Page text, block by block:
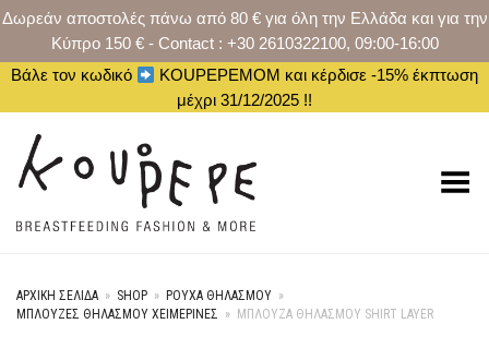
Δωρεάν αποστολές πάνω από 80 € για όλη την Ελλάδα και για την
Κύπρο 150 € - Contact : +30 2610322100, 09:00-16:00
Βάλε τον κωδικό
KOUPEPEMOM και κέρδισε -15% έκπτωση
μέχρι 31/12/2025 !!
Toggle Menu
ΑΡΧΙΚΉ ΣΕΛΊΔΑ » SHOP » ΡΟΥΧΑ ΘΗΛΑΣΜΟΥ »
ΜΠΛΟΎΖΕΣ ΘΗΛΑΣΜΟΎ ΧΕΙΜΕΡΙΝΈΣ » ΜΠΛΟΥΖΑ ΘΗΛΑΣΜΟΥ SHIRT LAYER